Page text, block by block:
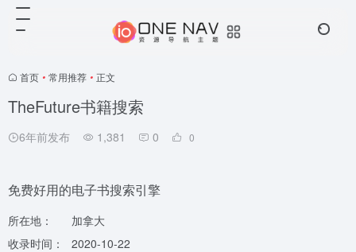
首页 • 常用推荐 • 正文
TheFuture书籍搜索
6年前发布 1,381 0 0
免费好用的电子书搜索引擎
所在地：
加拿大
收录时间：
2020-10-22